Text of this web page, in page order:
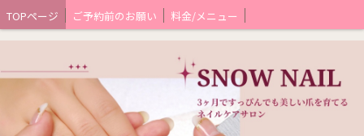
TOPページ ご予約前のお願い 料金/メニュー